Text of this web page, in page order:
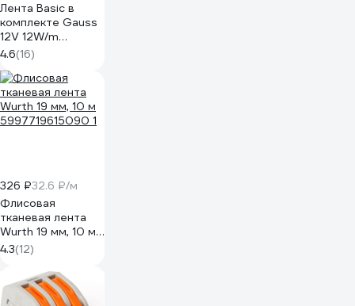
Лента Basic в
комплекте Gauss
12V 12W/m
1200lm/m 4000K
IP65 LED 5m
BT071
4.6(16)
326 ₽32.6 ₽/м
Флисовая
тканевая лента
Wurth 19 мм, 10 м
5997719615090 1
4.3(12)